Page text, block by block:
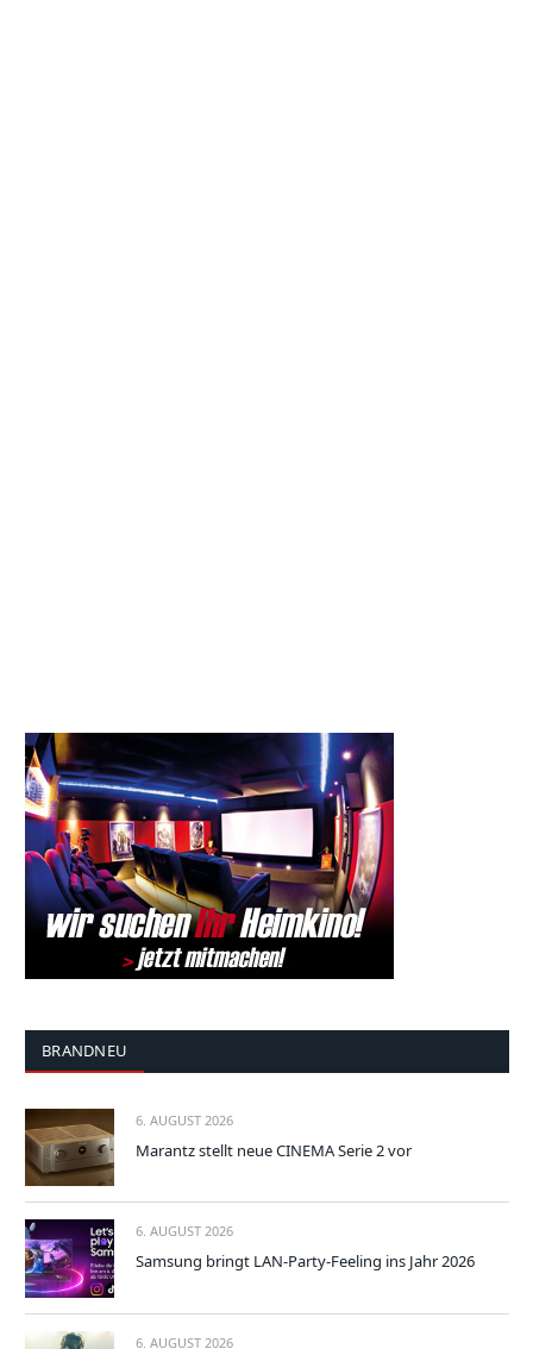
BRANDNEU
6. AUGUST 2026
Marantz stellt neue CINEMA Serie 2 vor
6. AUGUST 2026
Samsung bringt LAN-Party-Feeling ins Jahr 2026
6. AUGUST 2026